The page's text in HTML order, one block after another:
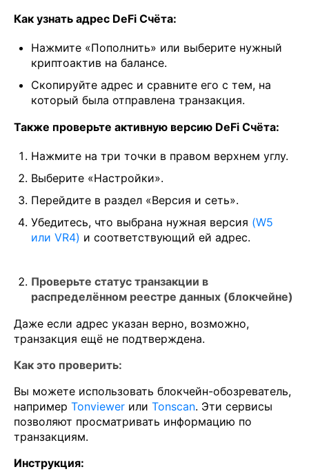
Как узнать адрес DeFi Счёта:
Нажмите «Пополнить» или выберите нужный
криптоактив на балансе.
Скопируйте адрес и сравните его с тем, на
который была отправлена транзакция.
Также проверьте активную версию DeFi Счёта:
Нажмите на три точки в правом верхнем углу.
Выберите «Настройки».
Перейдите в раздел «Версия и сеть».
Убедитесь, что выбрана нужная версия (W5
или VR4) и соответствующий ей адрес.
Проверьте статус транзакции в
распределённом реестре данных (блокчейне)
Даже если адрес указан верно, возможно,
транзакция ещё не подтверждена.
Как это проверить:
Вы можете использовать блокчейн-обозреватель,
например Tonviewer или Tonscan. Эти сервисы
позволяют просматривать информацию по
транзакциям.
Инструкция: